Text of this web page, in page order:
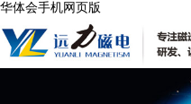
华体会手机网页版